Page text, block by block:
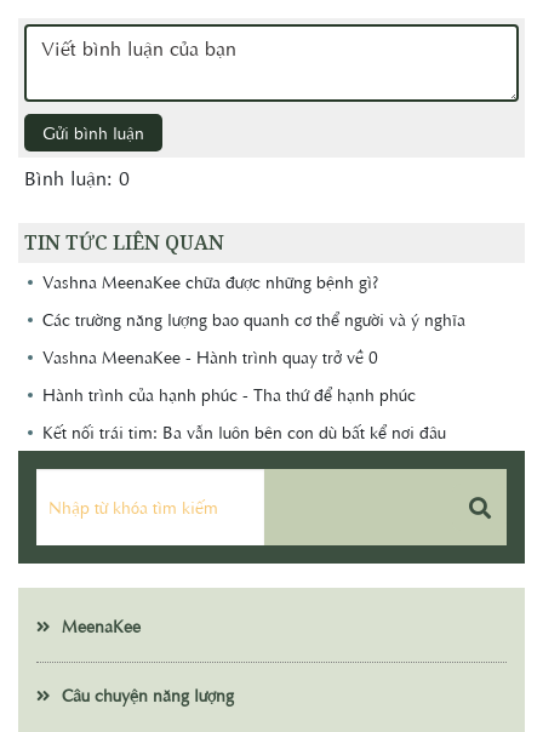
Gửi bình luận
Bình luận: 0
TIN TỨC LIÊN QUAN
Vashna MeenaKee chữa được những bệnh gì?
Các trường năng lượng bao quanh cơ thể người và ý nghĩa
Vashna MeenaKee - Hành trình quay trở về 0
Hành trình của hạnh phúc - Tha thứ để hạnh phúc
Kết nối trái tim: Ba vẫn luôn bên con dù bất kể nơi đâu
MeenaKee
Câu chuyện năng lượng